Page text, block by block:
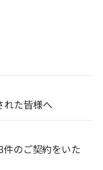
れた皆様へ
件のご契約をいた